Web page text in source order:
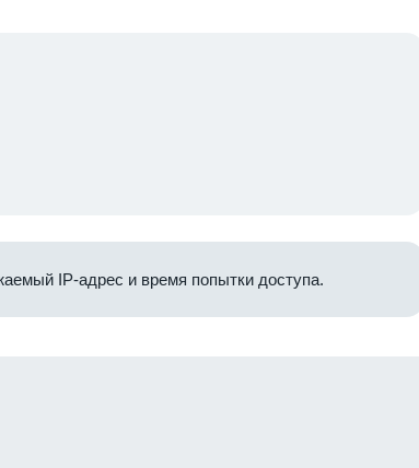
IP-адрес и время попытки доступа.